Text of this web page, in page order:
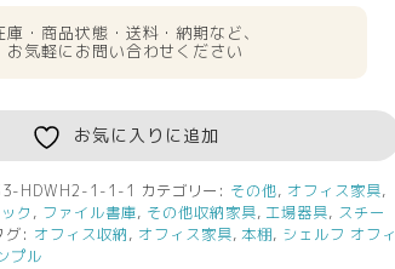
庫・商品状態・送料・納期など、
お気軽にお問い合わせください
お気に入りに追加
HDWH2-1-1-1 カテゴリー: その他, オフィス家具,
ク , ファイル書庫, その他収納家具, 工場器具, スチー
グ: オフィス収納, オフィス家具, 本棚, シェルフ オフィ
プル